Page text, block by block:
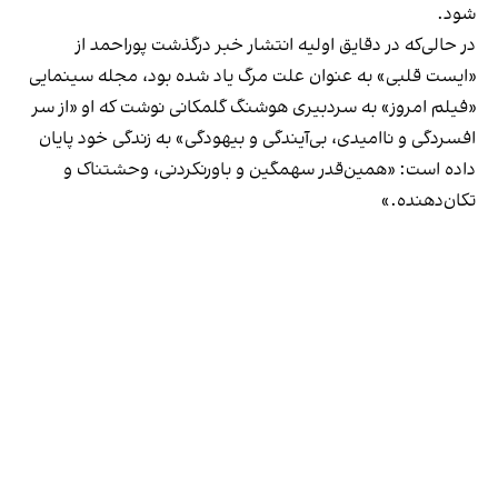
شود.
در حالی‌که در دقایق اولیه انتشار خبر درگذشت پوراحمد از
«ایست قلبی» به عنوان علت مرگ یاد شده بود، مجله سینمایی
«فیلم امروز» به سردبیری هوشنگ گلمکانی نوشت که او «از سر
افسردگی و ناامیدی، بی‌آیندگی و بیهودگی» به زندگی خود پایان
داده است: «همین‌قدر سهمگین و باورنکردنی، وحشتناک و
تکان‌دهنده.»